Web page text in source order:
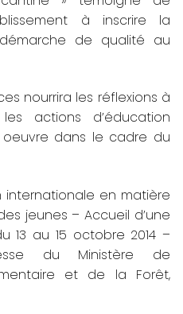
à inscrire la
de qualité au
nourrira les réflexions à
actions d’éducation
dans le cadre du
internationale en matière
jeunes – Accueil d’une
13 au 15 octobre 2014 –
du Ministère de
et de la Forêt,